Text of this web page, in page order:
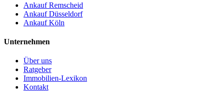
Ankauf Remscheid
Ankauf Düsseldorf
Ankauf Köln
Unternehmen
Über uns
Ratgeber
Immobilien-Lexikon
Kontakt